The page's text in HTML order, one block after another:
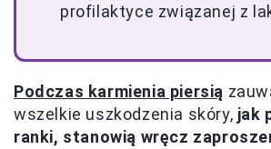
profilaktyce związanej z
Podczas karmienia piersią
wszelkie uszkodzenia skóry, jak
ranki, stanowią wręcz